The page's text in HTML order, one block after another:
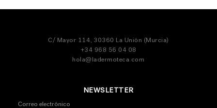
C/ Mayor 114, 30360 La Unión (Murcia)
+34 968 56 04 08
hola@ladermoteca.com
NEWSLETTER